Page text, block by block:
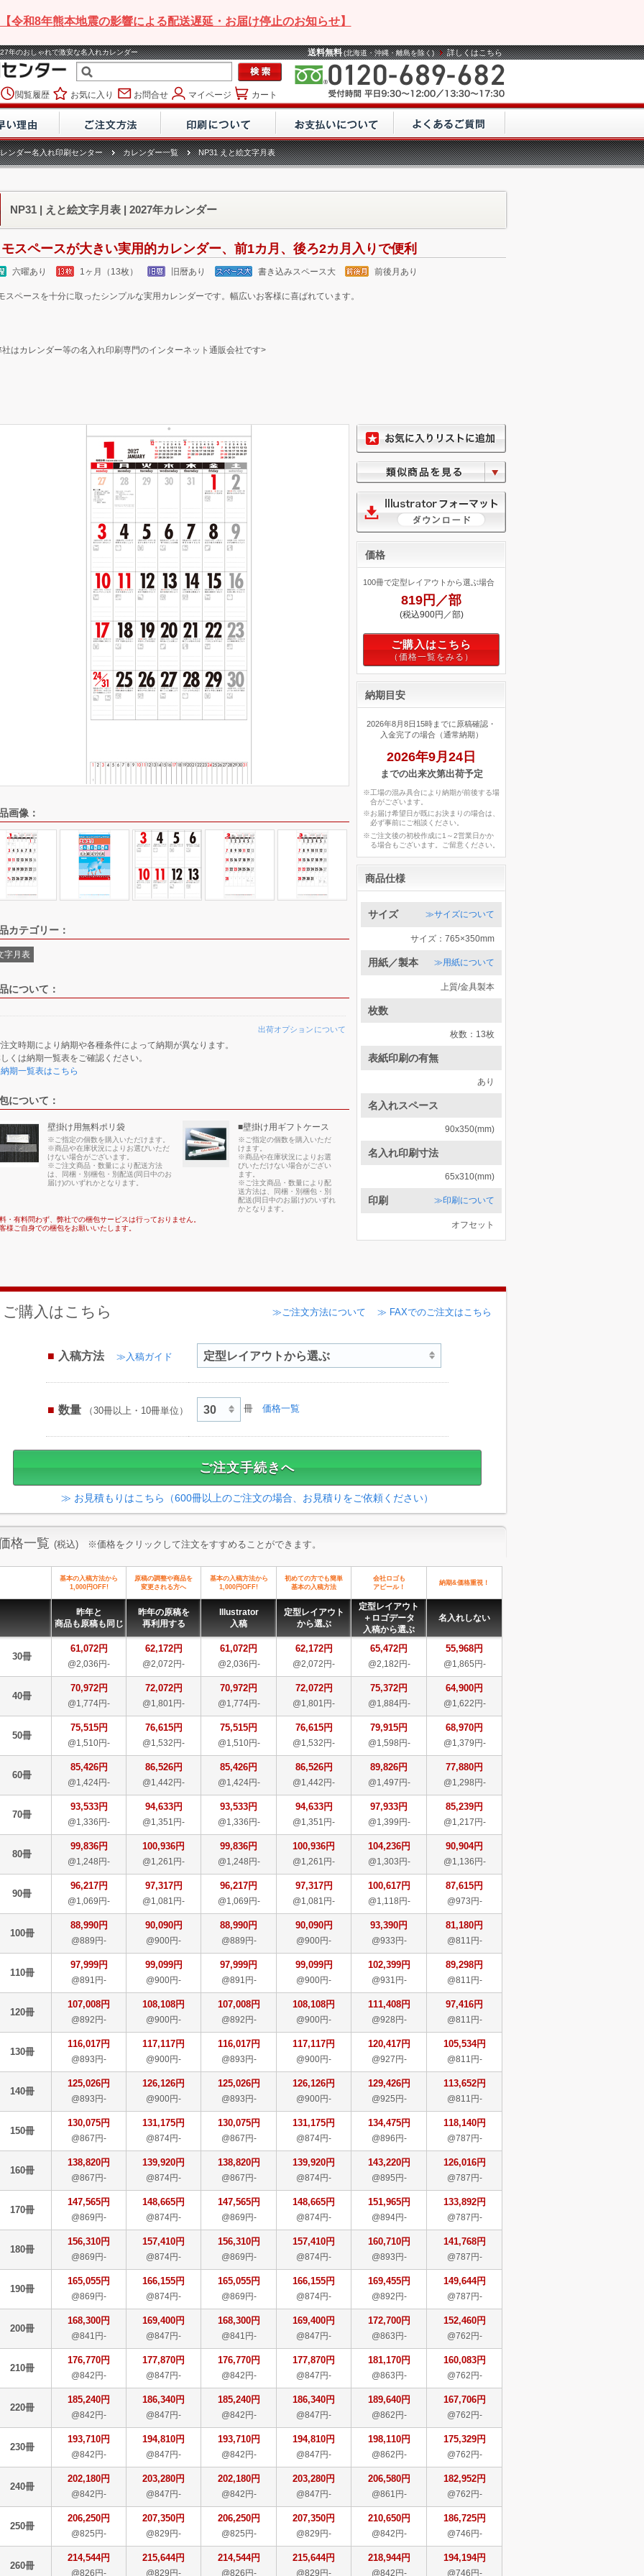
【令和8年熊本地震の影響による配送遅延・お届け停止のお知らせ】
年のおしゃれで激安な名入れカレンダー 送料無料 (北海道・沖縄・離島を除く) 詳しくはこちら
閲覧履歴 お気に入り お問合せ マイページ カート
ンダー名入れ印刷センター カレンダー一覧 NP31 えと絵文字月表
NP31 | えと絵文字月表 | 2027年カレンダー
スペースが大きい実用的カレンダー、前1カ月、後ろ2カ月入りで便利
六曜あり 1ヶ月（13枚） 旧暦あり 書き込みスペース大 前後月あり
スペースを十分に取ったシンプルな実用カレンダーです。幅広いお客様に喜ばれています。
社はカレンダー等の名入れ印刷専門のインターネット通販会社です>
画像：
カテゴリー：
字月表
について：
出荷オプションについて
文時期により納期や各種条件によって納期が異なります。
くは納期一覧表をご確認ください。
期一覧表はこちら
について：
壁掛け用無料ポリ袋
※ご指定の個数を購入いただけます。
※商品や在庫状況によりお選びいただ
けない場合がございます。
※ご注文商品・数量により配送方法
は、同梱・別梱包・別配送(同日中のお
届け)のいずれかとなります。
■壁掛け用ギフトケース
※ご指定の個数を購入いただ
けます。
※商品や在庫状況によりお選
びいただけない場合がござい
ます。
※ご注文商品・数量により配
送方法は、同梱・別梱包・別
配送(同日中のお届け)のいずれ
かとなります。
・有料問わず、弊社での梱包サービスは行っておりません。
様ご自身での梱包をお願いいたします。
価格
100冊で定型レイアウトから選ぶ場合
819円／部
(税込900円／部)
ご購入はこちら
納期目安
2026年8月8日15時までに原稿確認・
入金完了の場合（通常納期）
2026年9月24日
までの出来次第出荷予定
※工場の混み具合により納期が前後する場
合がございます。
※お届け希望日が既にお決まりの場合は、
必ず事前にご相談ください。
※ご注文後の初校作成に1～2営業日かか
る場合もございます。ご留意ください。
商品仕様
サイズ ≫サイズについて
サイズ：765×350mm
用紙／製本 ≫用紙について
上質/金具製本
枚数
枚数：13枚
表紙印刷の有無
あり
名入れスペース
90x350(mm)
名入れ印刷寸法
65x310(mm)
印刷 ≫印刷について
オフセット
ご購入はこちら ≫ご注文方法について ≫ FAXでのご注文はこちら
入稿方法 ≫入稿ガイド
数量 （30冊以上・10冊単位） 冊 価格一覧
≫ お見積もりはこちら（600冊以上のご注文の場合、お見積りをご依頼ください）
格一覧 (税込) ※価格をクリックして注文をすすめることができます。
基本の入稿方法から
1,000円OFF!
原稿の調整や商品を
変更される方へ
基本の入稿方法から
1,000円OFF!
初めての方でも簡単
基本の入稿方法
会社ロゴも
アピール！
納期&価格重視！
昨年と
商品も原稿も同じ
昨年の原稿を
再利用する
Illustrator
入稿
定型レイアウト
から選ぶ
定型レイアウト
＋ロゴデータ
入稿から選ぶ
名入れしない
30冊
61,072円
@2,036円-
62,172円
@2,072円-
61,072円
@2,036円-
62,172円
@2,072円-
65,472円
@2,182円-
55,968円
@1,865円-
40冊
70,972円
@1,774円-
72,072円
@1,801円-
70,972円
@1,774円-
72,072円
@1,801円-
75,372円
@1,884円-
64,900円
@1,622円-
50冊
75,515円
@1,510円-
76,615円
@1,532円-
75,515円
@1,510円-
76,615円
@1,532円-
79,915円
@1,598円-
68,970円
@1,379円-
60冊
85,426円
@1,424円-
86,526円
@1,442円-
85,426円
@1,424円-
86,526円
@1,442円-
89,826円
@1,497円-
77,880円
@1,298円-
70冊
93,533円
@1,336円-
94,633円
@1,351円-
93,533円
@1,336円-
94,633円
@1,351円-
97,933円
@1,399円-
85,239円
@1,217円-
80冊
99,836円
@1,248円-
100,936円
@1,261円-
99,836円
@1,248円-
100,936円
@1,261円-
104,236円
@1,303円-
90,904円
@1,136円-
90冊
96,217円
@1,069円-
97,317円
@1,081円-
96,217円
@1,069円-
97,317円
@1,081円-
100,617円
@1,118円-
87,615円
@973円-
100冊
88,990円
@889円-
90,090円
@900円-
88,990円
@889円-
90,090円
@900円-
93,390円
@933円-
81,180円
@811円-
110冊
97,999円
@891円-
99,099円
@900円-
97,999円
@891円-
99,099円
@900円-
102,399円
@931円-
89,298円
@811円-
120冊
107,008円
@892円-
108,108円
@900円-
107,008円
@892円-
108,108円
@900円-
111,408円
@928円-
97,416円
@811円-
130冊
116,017円
@893円-
117,117円
@900円-
116,017円
@893円-
117,117円
@900円-
120,417円
@927円-
105,534円
@811円-
140冊
125,026円
@893円-
126,126円
@900円-
125,026円
@893円-
126,126円
@900円-
129,426円
@925円-
113,652円
@811円-
150冊
130,075円
@867円-
131,175円
@874円-
130,075円
@867円-
131,175円
@874円-
134,475円
@896円-
118,140円
@787円-
160冊
138,820円
@867円-
139,920円
@874円-
138,820円
@867円-
139,920円
@874円-
143,220円
@895円-
126,016円
@787円-
170冊
147,565円
@869円-
148,665円
@874円-
147,565円
@869円-
148,665円
@874円-
151,965円
@894円-
133,892円
@787円-
180冊
156,310円
@869円-
157,410円
@874円-
156,310円
@869円-
157,410円
@874円-
160,710円
@893円-
141,768円
@787円-
190冊
165,055円
@869円-
166,155円
@874円-
165,055円
@869円-
166,155円
@874円-
169,455円
@892円-
149,644円
@787円-
200冊
168,300円
@841円-
169,400円
@847円-
168,300円
@841円-
169,400円
@847円-
172,700円
@863円-
152,460円
@762円-
210冊
176,770円
@842円-
177,870円
@847円-
176,770円
@842円-
177,870円
@847円-
181,170円
@863円-
160,083円
@762円-
220冊
185,240円
@842円-
186,340円
@847円-
185,240円
@842円-
186,340円
@847円-
189,640円
@862円-
167,706円
@762円-
230冊
193,710円
@842円-
194,810円
@847円-
193,710円
@842円-
194,810円
@847円-
198,110円
@862円-
175,329円
@762円-
240冊
202,180円
@842円-
203,280円
@847円-
202,180円
@842円-
203,280円
@847円-
206,580円
@861円-
182,952円
@762円-
250冊
206,250円
@825円-
207,350円
@829円-
206,250円
@825円-
207,350円
@829円-
210,650円
@842円-
186,725円
@746円-
260冊
214,544円
@826円-
215,644円
@829円-
214,544円
@826円-
215,644円
@829円-
218,944円
@842円-
194,194円
@746円-